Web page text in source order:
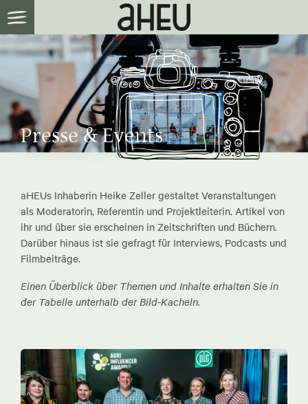
Presse & Events
aHEUs Inhaberin Heike Zeller gestaltet Veranstaltungen
als Moderatorin, Referentin und Projektleiterin. Artikel von
ihr und über sie erscheinen in Zeitschriften und Büchern.
Darüber hinaus ist sie gefragt für Interviews, Podcasts und
Filmbeiträge.
Einen Überblick über Themen und Inhalte erhalten Sie in
der Tabelle unterhalb der Bild-Kacheln.